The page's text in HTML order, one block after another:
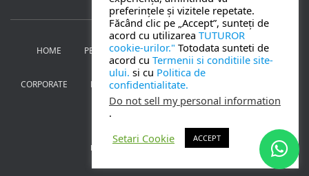
HOME PETRECERI PENTRU COPII NUNTA SI BOTEZ
CORPORATE BANCHETE MOȚ
Kids Mania Iasi Webmoon
preferințele și vizitele repetate.
Făcând clic pe „Accept”, sunteți de
acord cu utilizarea TUTUROR
cookie-urilor." Totodata sunteti de
acord cu Termenii si conditiile site-
ului. si cu Politica de
confidentialitate.
Do not sell my personal information
.
Setari Cookie
ACCEPT
BANCHETE
CORPORATE
TOATE SERVICIILE